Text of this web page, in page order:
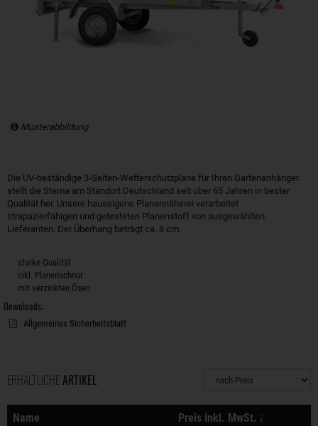
Musterabbildung
Die UV-beständige 3-Seiten-Wetterschutzplane für Ihren Gartenanhänger
stellt die Stema am Standort Deutschland seit über 65 Jahren in bester
Qualität her. Unsere hauseigene Planennäherei verarbeitet
strapazierfähigen und getesteten Planenstoff von ausgewählten
Lieferanten. Der Überhang beträgt ca. 8 cm.
starke Qualität
inkl. Planenschnur
mit verzinkten Ösen
Downloads:
Allgemeines Sicherheitsblatt
ERHÄLTLICHE ARTIKEL
Sortierung
Name Preis inkl. MwSt.